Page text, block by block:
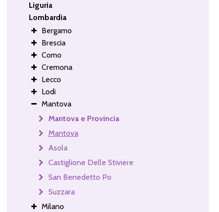
Liguria
Lombardia
Bergamo
Brescia
Como
Cremona
Lecco
Lodi
Mantova
Mantova e Provincia
Mantova
Asola
Castiglione Delle Stiviere
San Benedetto Po
Suzzara
Milano